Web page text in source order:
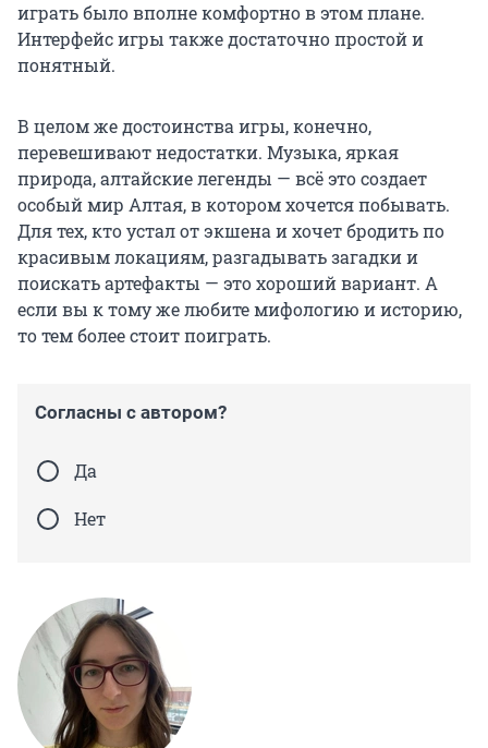
играть было вполне комфортно в этом плане.
Интерфейс игры также достаточно простой и
понятный.
В целом же достоинства игры, конечно,
перевешивают недостатки. Музыка, яркая
природа, алтайские легенды — всё это создает
особый мир Алтая, в котором хочется побывать.
Для тех, кто устал от экшена и хочет бродить по
красивым локациям, разгадывать загадки и
поискать артефакты — это хороший вариант. А
если вы к тому же любите мифологию и историю,
то тем более стоит поиграть.
Согласны с автором?
Да
Нет